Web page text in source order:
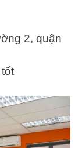
2, quận